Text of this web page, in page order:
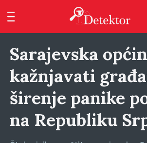
Sarajevska
kažnjavati
širenje panike
na Republiku